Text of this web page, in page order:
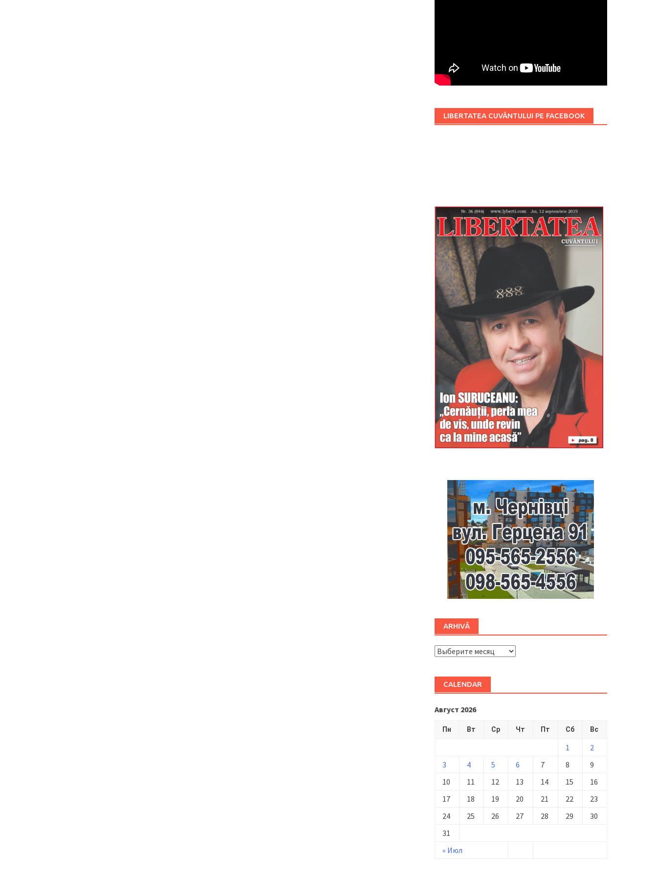
LIBERTATEA CUVÂNTULUI PE FACEBOOK
ARHIVĂ
ARHIVĂ
CALENDAR
Август 2026
Пн Вт Ср Чт Пт Сб Вс
« Июл
1
2
3
4 5 6 7 8
9
10
11 12 13 14 15
16
17
18 19 20 21 22
23
24
25 26 27 28 29
30
31